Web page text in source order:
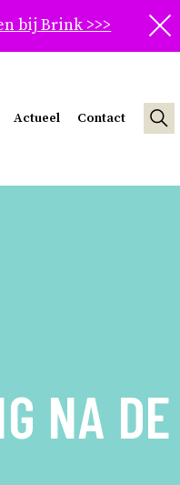
bij Brink >>> Sluit
Actueel Contact
NA DE